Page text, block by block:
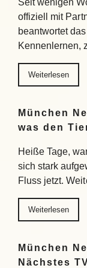
Seit wenigen
offiziell mit
beantwortet
Kennenlernen,
Weiterlesen
München
was den
Heiße Tage,
sich stark
Fluss jetzt.
Weiterlesen
München
Nächstes